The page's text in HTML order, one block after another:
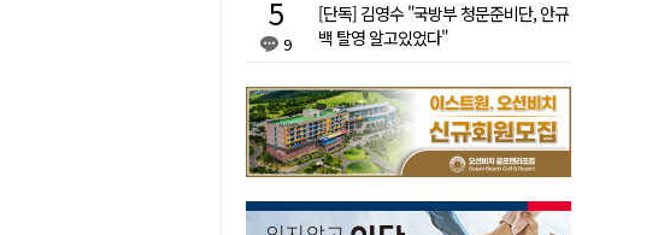
9
[단독] 김영수 "국방부 청문준비단, 안규
백 탈영 알고있었다"